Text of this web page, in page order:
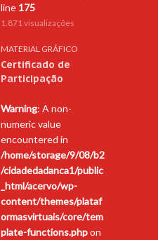
line 175
1.871 visualizações
MATERIAL GRÁFICO
Certificado de
Participação
Warning: A non-
numeric value
encountered in
/home/storage/9/08/b2
/cidadedadanca1/public
_html/acervo/wp-
content/themes/plataf
ormasvirtuais/core/tem
plate-functions.phpon